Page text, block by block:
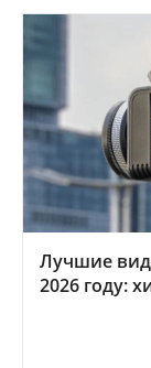
Лучшие
2026 году: